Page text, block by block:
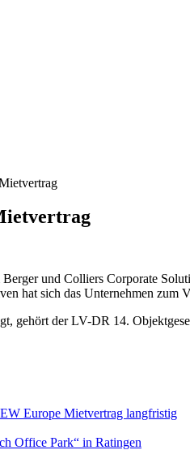
und Colliers Corporate
hat sich das Unternehmen zum
gehört der LV-DR 14.
Europe Mietvertrag langfristig
Office Park“ in Ratingen